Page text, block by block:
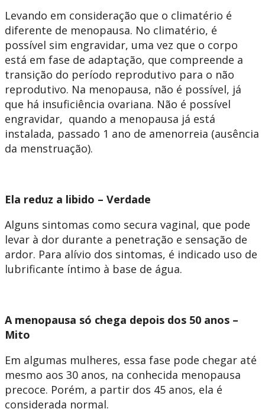
Levando em consideração que o climatério é
diferente de menopausa. No climatério, é
possível sim engravidar, uma vez que o corpo
está em fase de adaptação, que compreende a
transição do período reprodutivo para o não
reprodutivo. Na menopausa, não é possível, já
que há insuficiência ovariana. Não é possível
engravidar, quando a menopausa já está
instalada, passado 1 ano de amenorreia (ausência
da menstruação).
Ela reduz a libido – Verdade
Alguns sintomas como secura vaginal, que pode
levar à dor durante a penetração e sensação de
ardor. Para alívio dos sintomas, é indicado uso de
lubrificante íntimo à base de água.
A menopausa só chega depois dos 50 anos –
Mito
Em algumas mulheres, essa fase pode chegar até
mesmo aos 30 anos, na conhecida menopausa
precoce. Porém, a partir dos 45 anos, ela é
considerada normal.